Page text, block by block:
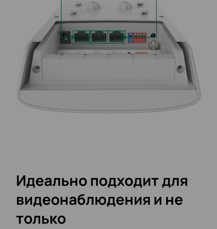
Идеально подходит для
видеонаблюдения и не
только